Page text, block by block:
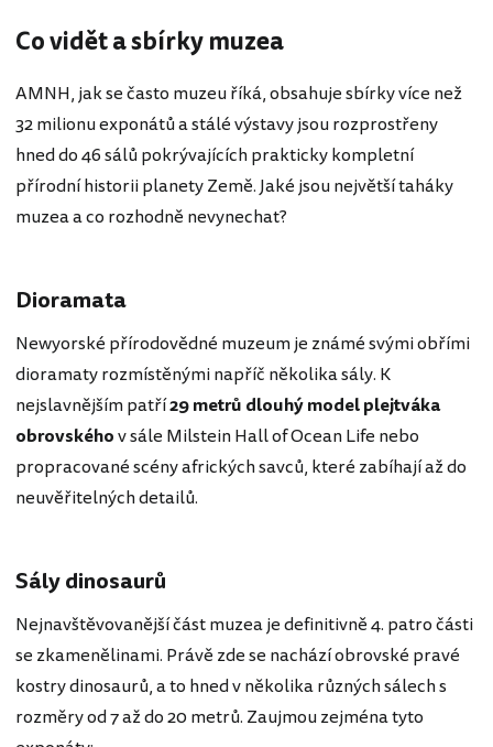
Co vidět a sbírky muzea
AMNH, jak se často muzeu říká, obsahuje sbírky více než
32 milionu exponátů a stálé výstavy jsou rozprostřeny
hned do 46 sálů pokrývajících prakticky kompletní
přírodní historii planety Země. Jaké jsou největší taháky
muzea a co rozhodně nevynechat?
Dioramata
Newyorské přírodovědné muzeum je známé svými obřími
dioramaty rozmístěnými napříč několika sály. K
nejslavnějším patří29 metrů dlouhý model plejtváka
obrovskéhov sále Milstein Hall of Ocean Life nebo
propracované scény afrických savců, které zabíhají až do
neuvěřitelných detailů.
Sály dinosaurů
Nejnavštěvovanější část muzea je definitivně 4. patro části
se zkamenělinami. Právě zde se nachází obrovské pravé
kostry dinosaurů, a to hned v několika různých sálech s
rozměry od 7 až do 20 metrů. Zaujmou zejména tyto